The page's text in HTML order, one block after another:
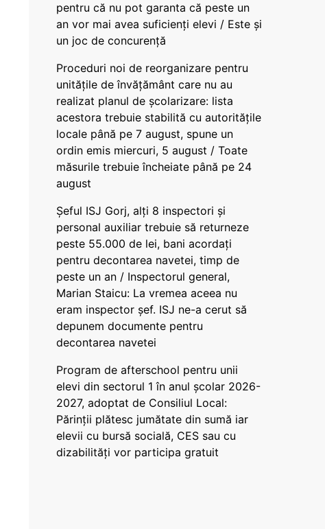
pentru că nu pot garanta că peste un
an vor mai avea suficienți elevi / Este și
un joc de concurență
Proceduri noi de reorganizare pentru
unitățile de învățământ care nu au
realizat planul de școlarizare: lista
acestora trebuie stabilită cu autoritățile
locale până pe 7 august, spune un
ordin emis miercuri, 5 august / Toate
măsurile trebuie încheiate până pe 24
august
Șeful ISJ Gorj, alți 8 inspectori și
personal auxiliar trebuie să returneze
peste 55.000 de lei, bani acordați
pentru decontarea navetei, timp de
peste un an / Inspectorul general,
Marian Staicu: La vremea aceea nu
eram inspector șef. ISJ ne-a cerut să
depunem documente pentru
decontarea navetei
Program de afterschool pentru unii
elevi din sectorul 1 în anul școlar 2026-
2027, adoptat de Consiliul Local:
Părinții plătesc jumătate din sumă iar
elevii cu bursă socială, CES sau cu
dizabilităţi vor participa gratuit